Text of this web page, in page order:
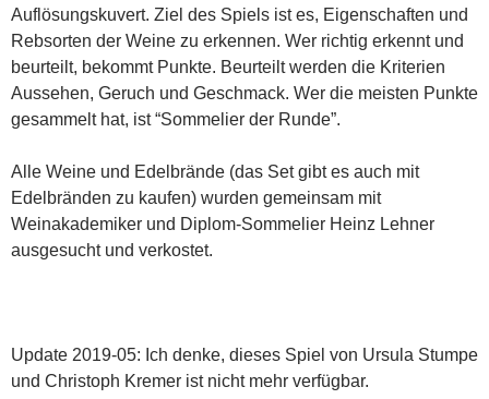
Auflösungskuvert. Ziel des Spiels ist es, Eigenschaften und
Rebsorten der Weine zu erkennen. Wer richtig erkennt und
beurteilt, bekommt Punkte. Beurteilt werden die Kriterien
Aussehen, Geruch und Geschmack. Wer die meisten Punkte
gesammelt hat, ist “Sommelier der Runde”.
Alle Weine und Edelbrände (das Set gibt es auch mit
Edelbränden zu kaufen) wurden gemeinsam mit
Weinakademiker und Diplom-Sommelier Heinz Lehner
ausgesucht und verkostet.
Update 2019-05: Ich denke, dieses Spiel von Ursula Stumpe
und Christoph Kremer ist nicht mehr verfügbar.